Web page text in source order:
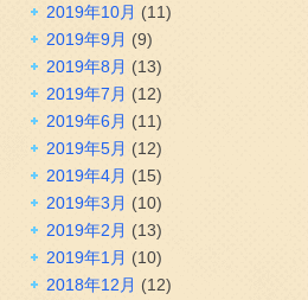
2019年10月 (11)
2019年9月 (9)
2019年8月 (13)
2019年7月 (12)
2019年6月 (11)
2019年5月 (12)
2019年4月 (15)
2019年3月 (10)
2019年2月 (13)
2019年1月 (10)
2018年12月 (12)